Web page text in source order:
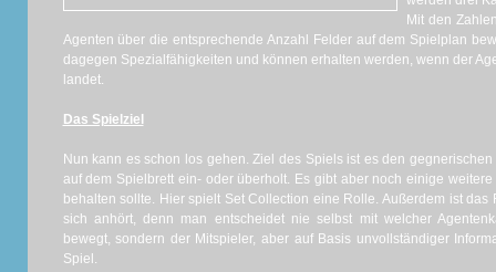
Mit den
Agenten über die entsprechende Anzahl Felder auf dem Spielplan
dagegen Spezialfähigkeiten und können erhalten werden, wenn der
landet.
Das Spielziel
Nun kann es schon los gehen. Ziel des Spiels ist es den
auf dem Spielbrett ein- oder überholt. Es gibt aber noch einige
behalten sollte. Hier spielt Set Collection eine Rolle. Außerdem ist
sich anhört, denn man entscheidet nie selbst mit welcher
bewegt, sondern der Mitspieler, aber auf Basis unvollständiger
Spiel.